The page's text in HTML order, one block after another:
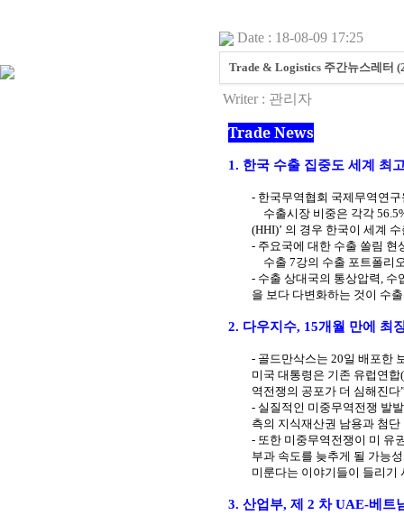
Date : 18-08-09 17:25
Trade & Logistics 주간뉴스레터
Writer : 관리자
Trade News
1. 한국 수출 집중도 세계 최
- 한국무역협회 국제무역연
수출시장 비중은 각각
(HHI)’ 의 경우 한국이 세계
- 주요국에 대한 수출 쏠림 현
수출 7강의 수출 포트폴리
- 수출 상대국의 통상압력, 수
을 보다 다변화하는 것이 수
2. 다우지수, 15개월 만에 최
- 골드만삭스는 20일 배포한
미국 대통령은 기존 유럽연합
역전쟁의 공포가 더 심해진다
- 실질적인 미중무역전쟁 발
측의 지식재산권 남용과 첨
- 또한 미중무역전쟁이 미 유
부과 속도를 늦추게 될 가능
미룬다는 이야기들이 들리기
3. 산업부, 제 2 차UAE-베트